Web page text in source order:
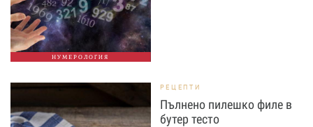
НУМЕРОЛОГИЯ
РЕЦЕПТИ
Пълнено пилешко филе в
бутер тесто